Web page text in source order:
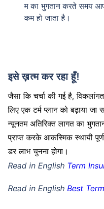
म का भुगतान करते समय आप
कम हो जाता है।
इसे ख़त्म कर रहा हूँ!
जैसा कि चर्चा की गई है,
लिए एक टर्म प्लान को बढ़ाया
न्यूनतम अतिरिक्त लागत का
प्राप्त करके आकस्मिक स्थायी
डर लाभ चुनना होगा।
Read in English Term
Read in English Best